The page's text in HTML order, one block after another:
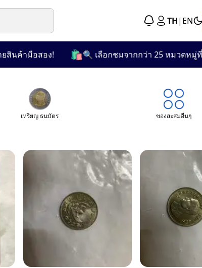
TH| EN
🛍️🔍 เลือกชมจากกว่า 25 หมวดหมู่ที่ตรงกับความต้
เหรียญ ธนบัตร ของสะสมอื่นๆ